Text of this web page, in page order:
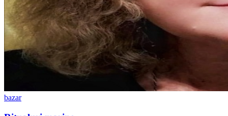
bazar